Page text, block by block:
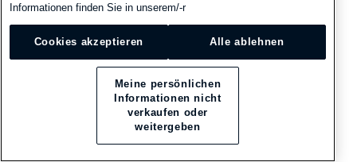
Informationen finden Sie in unserem/-r
Cookies akzeptieren Alle ablehnen
Meine persönlichen
Informationen nicht
verkaufen oder
weitergeben